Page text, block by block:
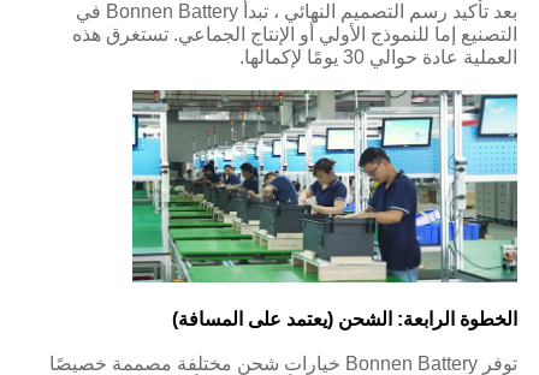
بعد تأكيد رسم التصميم النهائي ، تبدأ Bonnen Battery في
التصنيع إما للنموذج الأولي أو الإنتاج الجماعي. تستغرق هذه
العملية عادة حوالي 30 يومًا لإكمالها.
الخطوة الرابعة: الشحن (يعتمد على المسافة)
توفر Bonnen Battery خيارات شحن مختلفة مصممة خصيصًا